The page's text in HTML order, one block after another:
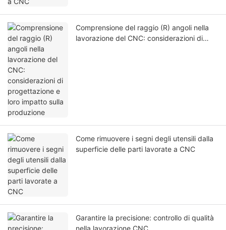
Comprensione del raggio (R) angoli nella
lavorazione del CNC: considerazioni di
Come rimuovere i segni degli utensili dalla
superficie delle parti lavorate a CNC
Garantire la precisione: controllo di qualità